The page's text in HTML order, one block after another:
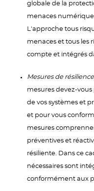
globale de la
menaces
L'approche tous
menaces et tous les
compte et intégrés
Mesures de
mesures devez-
de vos systèmes et
et pour vous
mesures
préventives et
résiliente. Dans ce
nécessaires sont
conformément aux